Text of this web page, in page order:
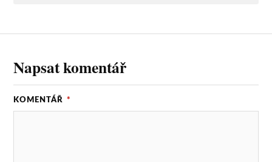
Napsat komentář
KOMENTÁŘ *